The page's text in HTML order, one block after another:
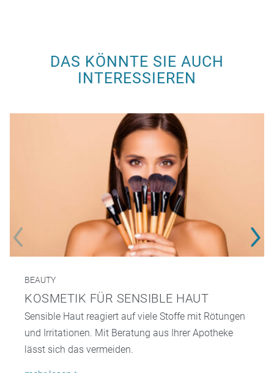
DAS KÖNNTE SIE AUCH
INTERESSIEREN
BEAUTY
KOSMETIK FÜR SENSIBLE HAUT
Sensible Haut reagiert auf viele Stoffe mit Rötungen
und Irritationen. Mit Beratung aus Ihrer Apotheke
lässt sich das vermeiden.